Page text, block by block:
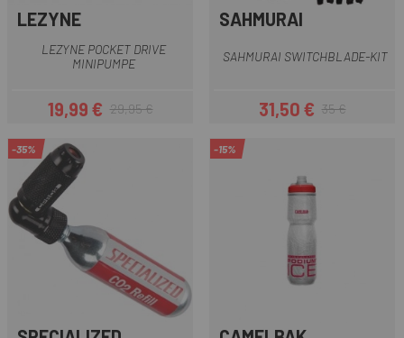
LEZYNE
LEZYNE POCKET DRIVE
MINIPUMPE
Preis
19,99 €Regulärer Preis
29,95 €
SAHMURAI
SAHMURAI SWITCHBLADE-KIT
Preis
31,50 €Regulärer Preis
35 €
-35% -15%